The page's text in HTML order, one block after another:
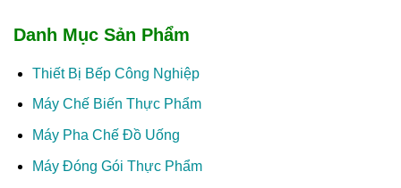
Danh Mục Sản Phẩm
Thiết Bị Bếp Công Nghiệp
Máy Chế Biến Thực Phẩm
Máy Pha Chế Đồ Uống
Máy Đóng Gói Thực Phẩm